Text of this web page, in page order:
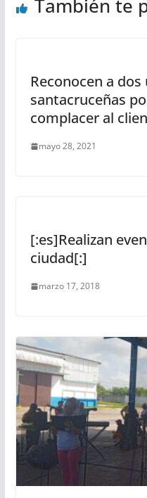
También te
Reconocen a
santacruceñas
complacer al
mayo 28, 2021
[:es]Realizan
ciudad[:]
marzo 17, 2018